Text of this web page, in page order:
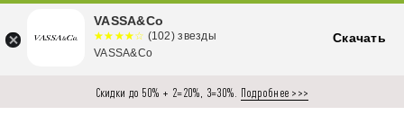
Скидки до 50% + 2=20%, 3=30%. Подробнее >>>
VASSA&Co
☆☆☆☆☆
★★★★
★
(102) звезды
VASSA&Co
Скачать